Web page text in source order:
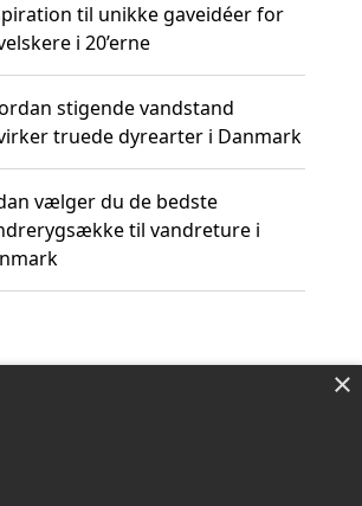
til unikke gaveidéer for
i 20’erne
stigende vandstand
truede dyrearter i Danmark
vælger du de bedste
til vandreture i
×